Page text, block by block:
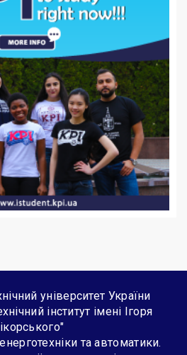
університет України
інститут імені Ігоря
та автоматики.